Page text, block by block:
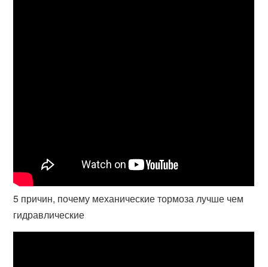
5 причин, почему механические тормоза лучше чем
гидравлические